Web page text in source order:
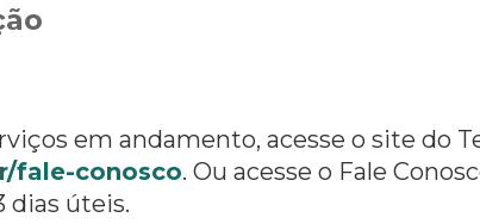
em andamento, acesse o site do
fale-conosco. Ou acesse o Fale
dias úteis.